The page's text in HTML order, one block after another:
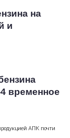
на
и
временное